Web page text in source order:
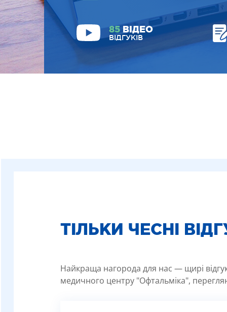
85 ВІДЕО
ВІДГУКІВ
ТІЛЬКИ ЧЕСНІ
Найкраща нагорода для нас — щирі
медичного центру "Офтальміка",